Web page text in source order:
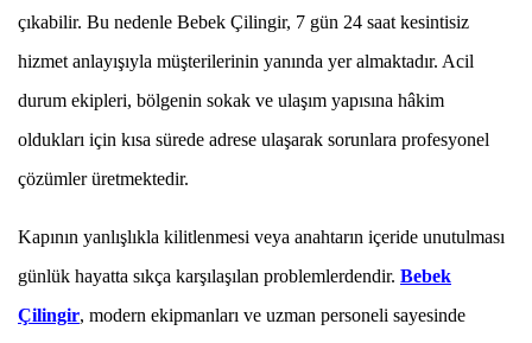
çıkabilir. Bu nedenle Bebek Çilingir, 7 gün 24 saat kesintisiz
hizmet anlayışıyla müşterilerinin yanında yer almaktadır. Acil
durum ekipleri, bölgenin sokak ve ulaşım yapısına hâkim
oldukları için kısa sürede adrese ulaşarak sorunlara profesyonel
çözümler üretmektedir.
Kapının yanlışlıkla kilitlenmesi veya anahtarın içeride unutulması
günlük hayatta sıkça karşılaşılan problemlerdendir. Bebek
Çilingir, modern ekipmanları ve uzman personeli sayesinde